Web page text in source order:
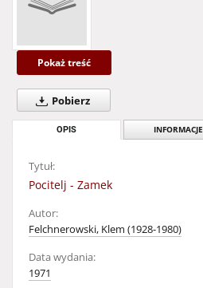
Pokaż treść
Pobierz
OPIS INFORMACJE
Tytuł:
Pocitelj - Zamek
Autor:
Felchnerowski, Klem (1928-1980)
Data wydania:
1971